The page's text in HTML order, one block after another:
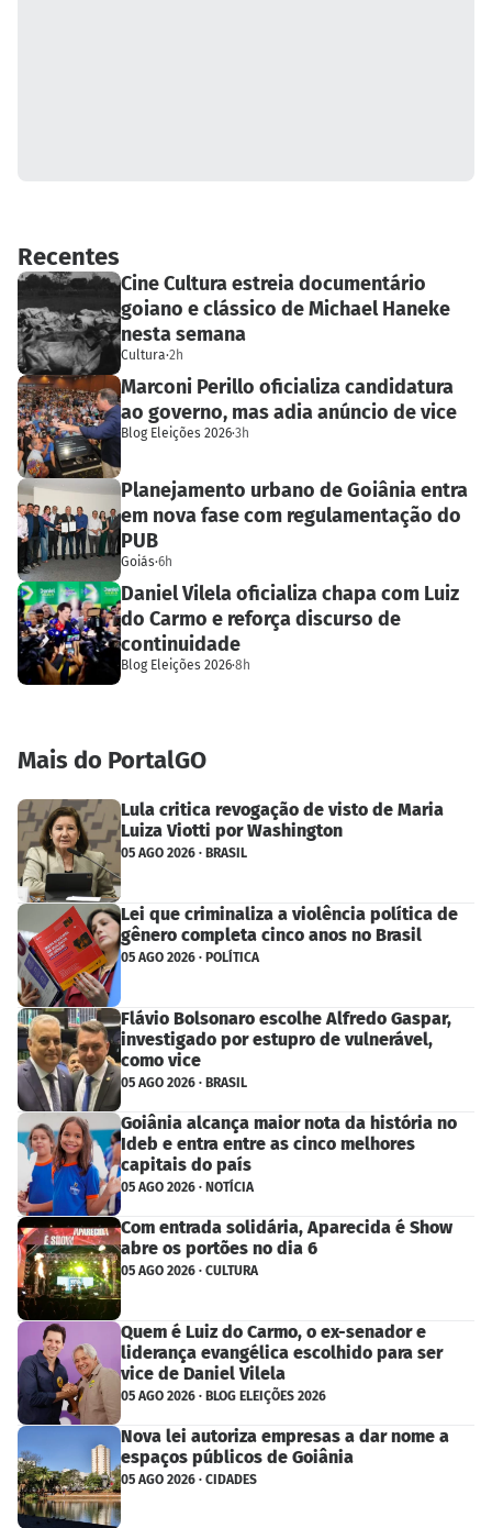
Recentes
Cine Cultura estreia documentário
goiano e clássico de Michael Haneke
nesta semana
Cultura·2h
Marconi Perillo oficializa candidatura
ao governo, mas adia anúncio de vice
Blog Eleições 2026·3h
Planejamento urbano de Goiânia entra
em nova fase com regulamentação do
PUB
Goiás·6h
Daniel Vilela oficializa chapa com Luiz
do Carmo e reforça discurso de
continuidade
Blog Eleições 2026·8h
Mais do PortalGO
Lula critica revogação de visto de Maria
Luiza Viotti por Washington
05 AGO 2026 · BRASIL
Lei que criminaliza a violência política de
gênero completa cinco anos no Brasil
05 AGO 2026 · POLÍTICA
Flávio Bolsonaro escolhe Alfredo Gaspar,
investigado por estupro de vulnerável,
como vice
05 AGO 2026 · BRASIL
Goiânia alcança maior nota da história no
Ideb e entra entre as cinco melhores
capitais do país
05 AGO 2026 · NOTÍCIA
Com entrada solidária, Aparecida é Show
abre os portões no dia 6
05 AGO 2026 · CULTURA
Quem é Luiz do Carmo, o ex-senador e
liderança evangélica escolhido para ser
vice de Daniel Vilela
05 AGO 2026 · BLOG ELEIÇÕES 2026
Nova lei autoriza empresas a dar nome a
espaços públicos de Goiânia
05 AGO 2026 · CIDADES